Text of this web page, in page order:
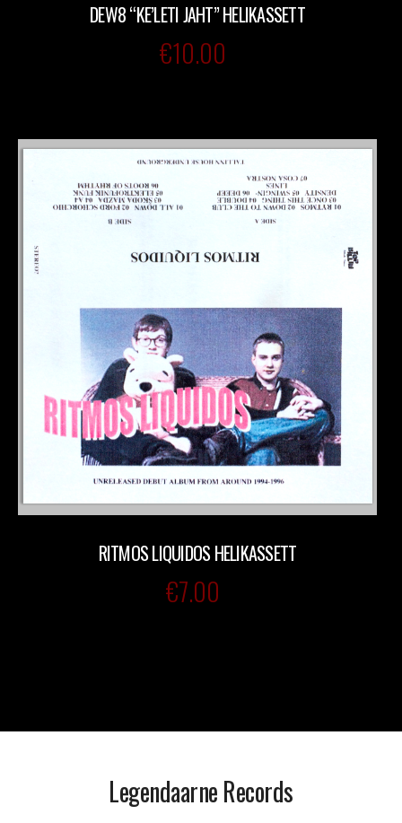
DEW8 “KE’LETI JAHT” HELIKASSETT
€10.00
RITMOS LIQUIDOS HELIKASSETT
€7.00
Legendaarne Records